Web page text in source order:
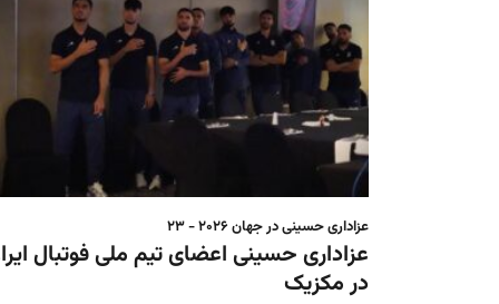
عزاداری حسینی در جهان 2026 - 23
عزاداری حسینی اعضای تیم ملی فوتبال
در مکزیک